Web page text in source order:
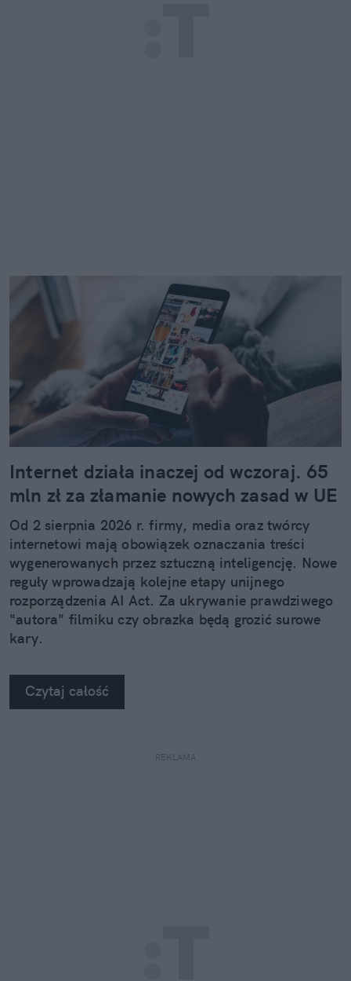
Internet działa inaczej od wczoraj. 65
mln zł za złamanie nowych zasad w UE
Od 2 sierpnia 2026 r. firmy, media oraz twórcy
internetowi mają obowiązek oznaczania treści
wygenerowanych przez sztuczną inteligencję. Nowe
reguły wprowadzają kolejne etapy unijnego
rozporządzenia AI Act. Za ukrywanie prawdziwego
"autora" filmiku czy obrazka będą grozić surowe
kary.
Czytaj całość
REKLAMA